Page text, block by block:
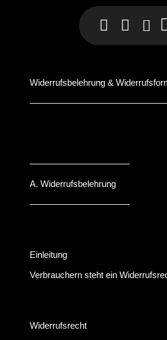
Widerrufsbelehrung &
–––––––––––––––––––––
A. Widerrufsbelehrung
–––––––––––––––––––––
Einleitung
Verbrauchern steht ein
Widerrufsrecht